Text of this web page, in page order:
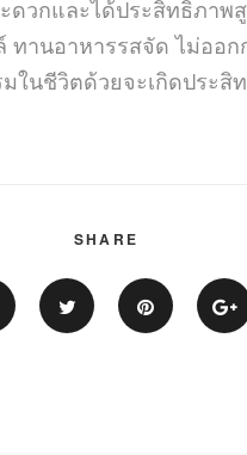
วกและได้ประสิทธิภา
านอาหารรสจัด ไม่ออ
ในชีวิตด้วยจะเกิดประสิ
SHARE